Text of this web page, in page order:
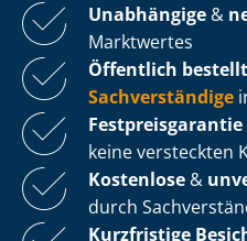
Unabhängige &
Marktwertes
Öffentlich
Sachverständige
Fest­preis­ga­ran­tie
keine versteckten
Kostenlose &
durch
Kurzfristige